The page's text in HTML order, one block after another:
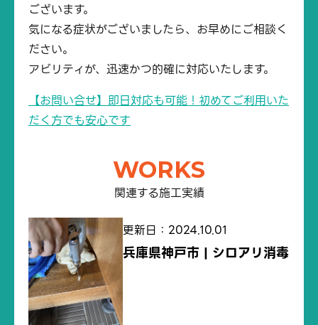
ございます。
気になる症状がございましたら、お早めにご相談く
ださい。
アビリティが、迅速かつ的確に対応いたします。
【お問い合せ】即日対応も可能！初めてご利用いた
だく方でも安心です
WORKS
関連する施工実績
更新日：2024.10.01
兵庫県神戸市 | シロアリ消毒